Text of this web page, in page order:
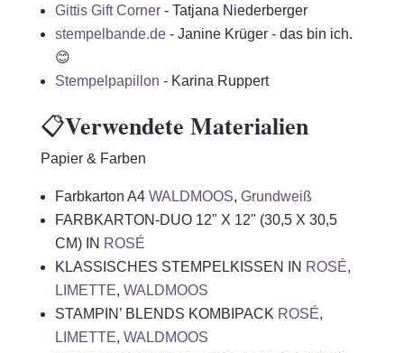
Gittis Gift Corner- Tatjana Niederberger
stempelbande.de- Janine Krüger - das bin ich.
😊
Stempelpapillon - Karina Ruppert
📋Verwendete Materialien
Papier & Farben
Farbkarton A4 WALDMOOS, Grundweiß
FARBKARTON-DUO 12" X 12" (30,5 X 30,5
CM) IN ROSÉ
KLASSISCHES STEMPELKISSEN IN ROSÉ,
LIMETTE, WALDMOOS
STAMPIN’ BLENDS KOMBIPACK ROSÉ,
LIMETTE, WALDMOOS